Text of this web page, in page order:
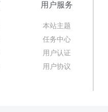
用户服务
本站主题
任务中心
用户认证
用户协议